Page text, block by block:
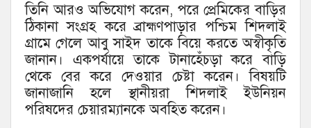
তিনি আরও অভিযোগ করেন, পরে প্রেমিকের বাড়ির
ঠিকানা সংগ্রহ করে ব্রাহ্মণপাড়ার পশ্চিম শিদলাই
গ্রামে গেলে আবু সাইদ তাকে বিয়ে করতে অস্বীকৃতি
জানান। একপর্যায়ে তাকে টানাহেঁচড়া করে বাড়ি
থেকে বের করে দেওয়ার চেষ্টা করেন। বিষয়টি
জানাজানি হলে স্থানীয়রা শিদলাই ইউনিয়ন
পরিষদের চেয়ারম্যানকে অবহিত করেন।